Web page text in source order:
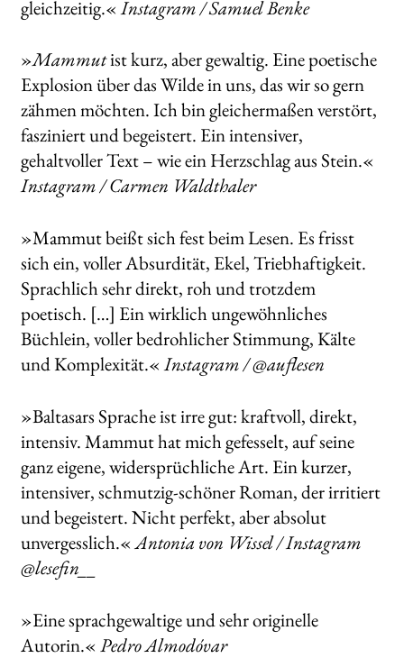
gleichzeitig.«Instagram / Samuel Benke
»Mammutist kurz, aber gewaltig. Eine poetische
Explosion über das Wilde in uns, das wir so gern
zähmen möchten. Ich bin gleichermaßen verstört,
fasziniert und begeistert. Ein intensiver,
gehaltvoller Text – wie ein Herzschlag aus Stein.«
Instagram / Carmen Waldthaler
»Mammut beißt sich fest beim Lesen. Es frisst
sich ein, voller Absurdität, Ekel, Triebhaftigkeit.
Sprachlich sehr direkt, roh und trotzdem
poetisch. […] Ein wirklich ungewöhnliches
Büchlein, voller bedrohlicher Stimmung, Kälte
und Komplexität.«Instagram / @auflesen
»Baltasars Sprache ist irre gut: kraftvoll, direkt,
intensiv. Mammut hat mich gefesselt, auf seine
ganz eigene, widersprüchliche Art. Ein kurzer,
intensiver, schmutzig-schöner Roman, der irritiert
und begeistert. Nicht perfekt, aber absolut
unvergesslich.«Antonia von Wissel / Instagram
@lesefin__
»Eine sprachgewaltige und sehr originelle
Autorin.« Pedro Almodóvar